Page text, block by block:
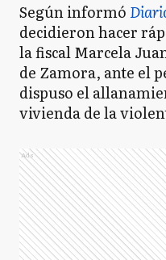
Según informó
decidieron hacer
la fiscal Marcela
de Zamora, ante el
dispuso el
vivienda de la
Ads